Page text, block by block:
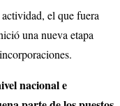
el que fuera
una nueva etapa
nacional e